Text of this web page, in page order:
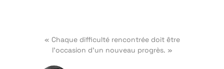
« Chaque difficulté rencontrée doit être
l'occasion d'un nouveau progrès. »